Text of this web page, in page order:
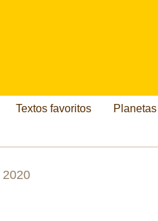
Textos favoritos Planetas
2020